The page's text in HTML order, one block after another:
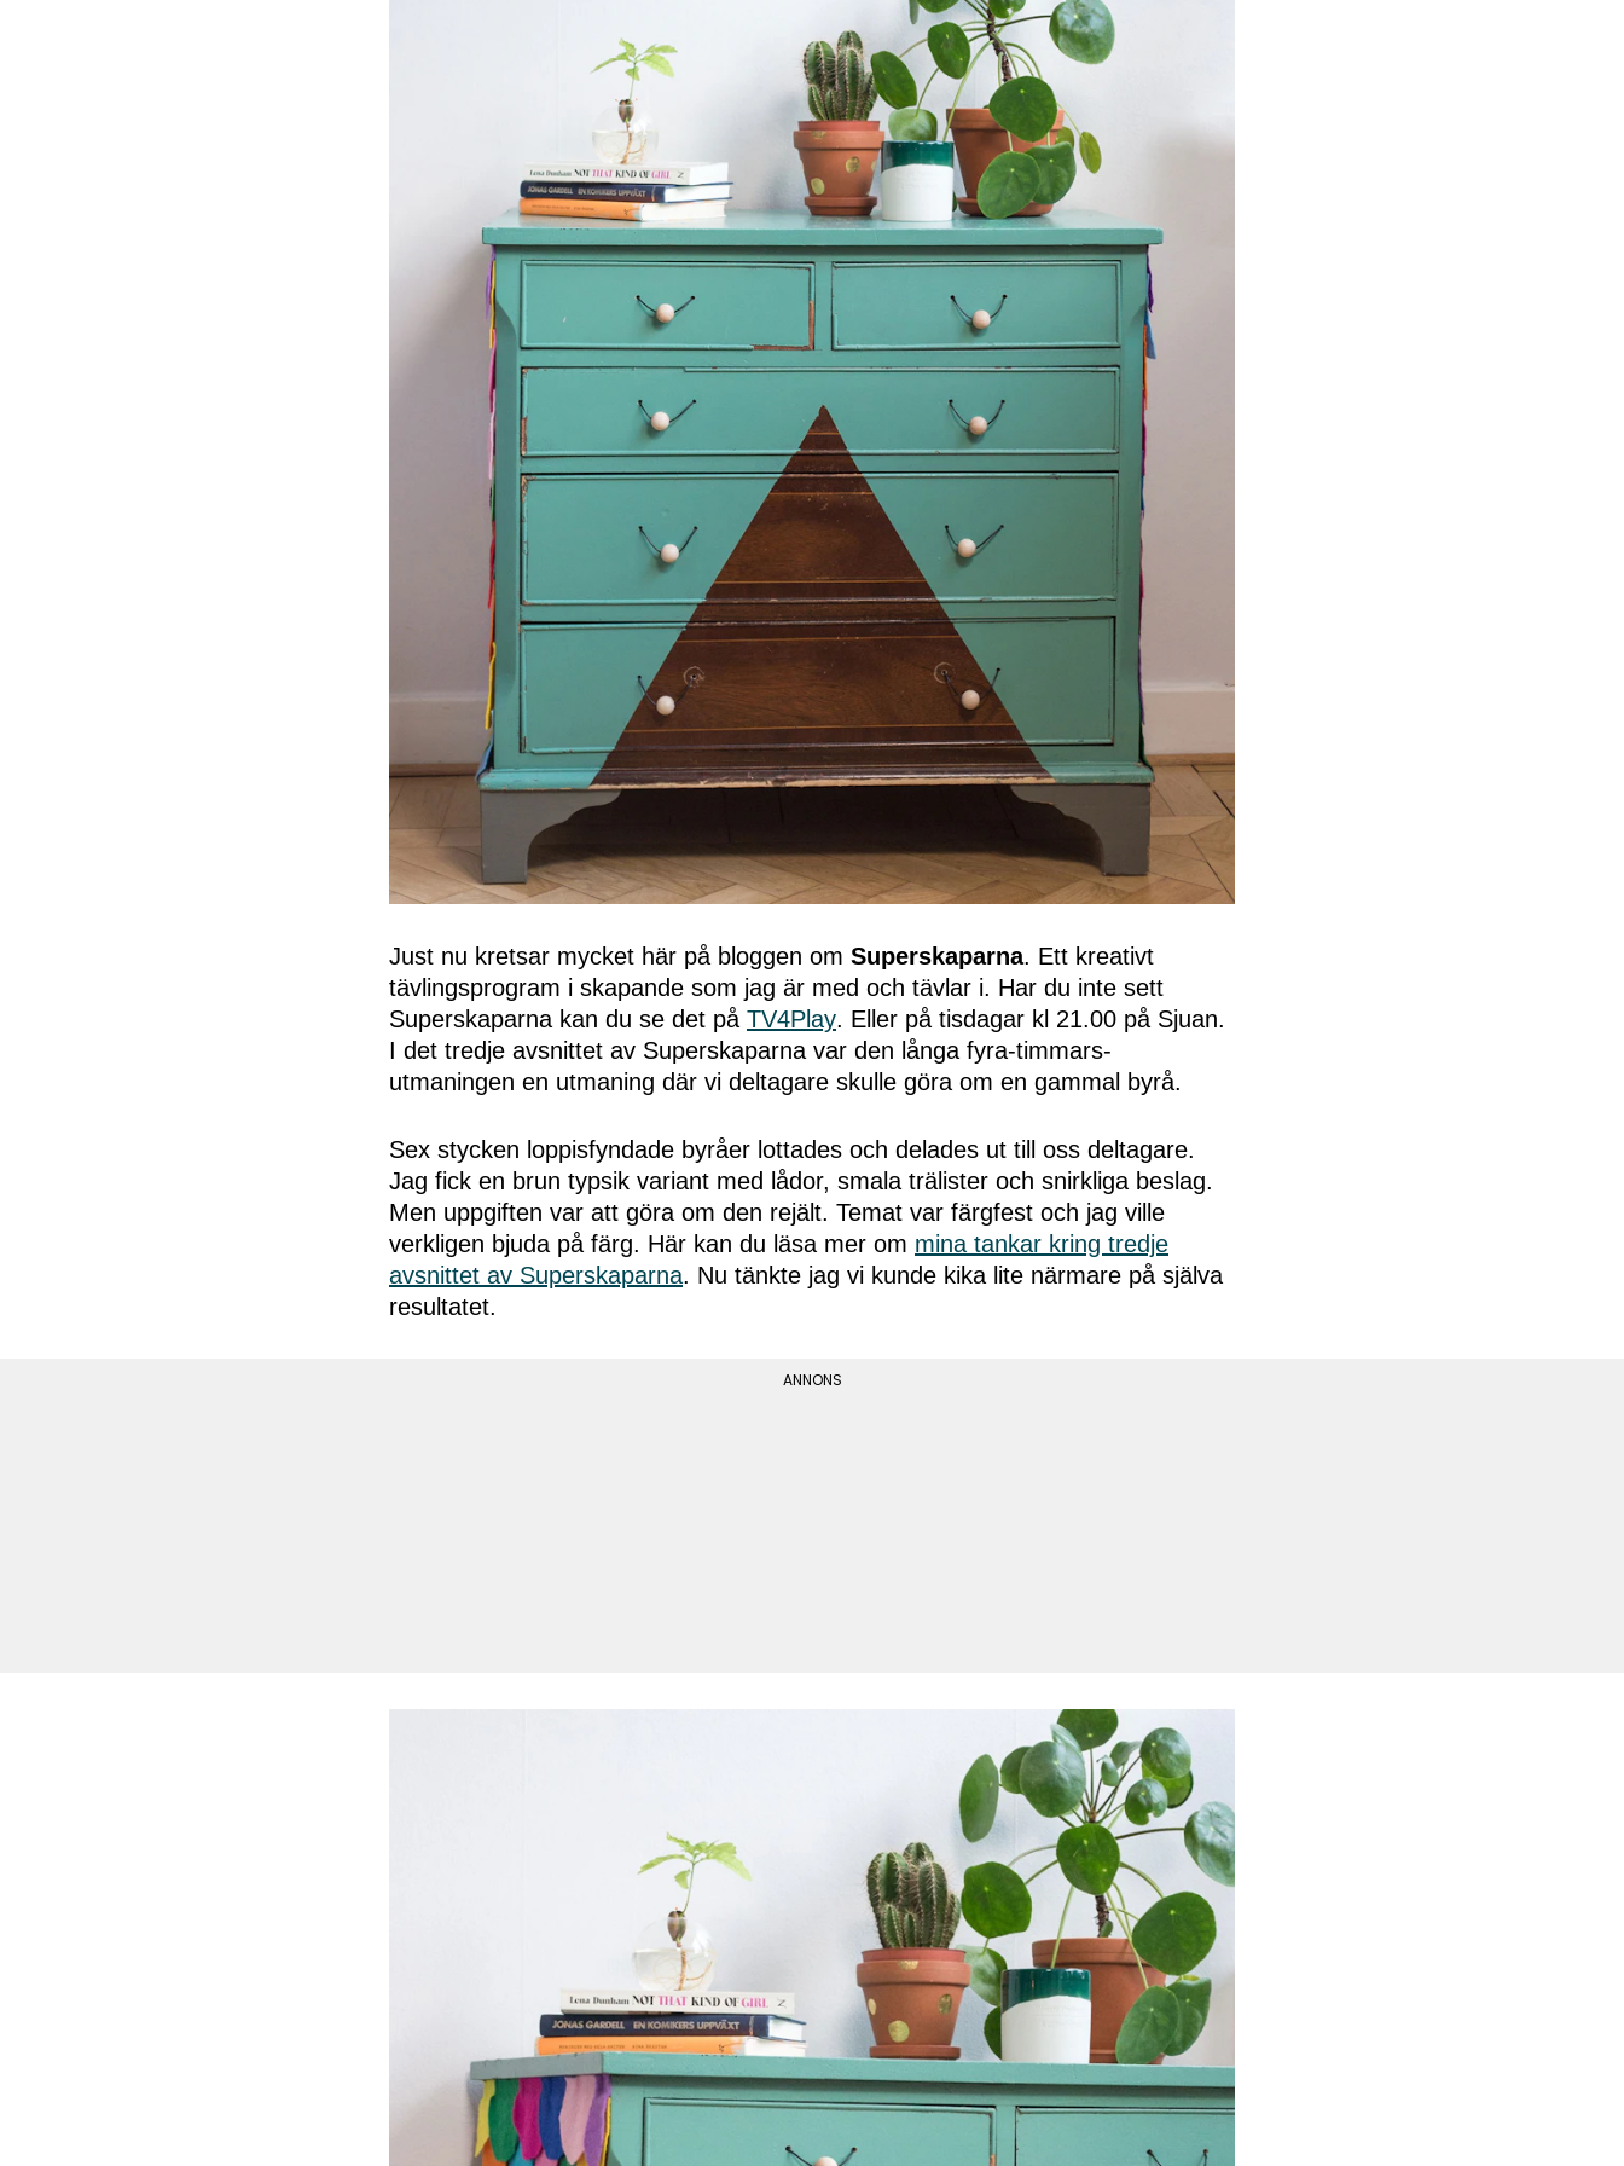
Just nu kretsar mycket här på bloggen om Superskaparna. Ett kreativt
tävlingsprogram i skapande som jag är med och tävlar i. Har du inte sett
Superskaparna kan du se det på TV4Play. Eller på tisdagar kl 21.00 på Sjuan.
I det tredje avsnittet av Superskaparna var den långa fyra-timmars-
utmaningen en utmaning där vi deltagare skulle göra om en gammal byrå.
Sex stycken loppisfyndade byråer lottades och delades ut till oss deltagare.
Jag fick en brun typsik variant med lådor, smala trälister och snirkliga beslag.
Men uppgiften var att göra om den rejält. Temat var färgfest och jag ville
verkligen bjuda på färg. Här kan du läsa mer om mina tankar kring tredje
avsnittet av Superskaparna. Nu tänkte jag vi kunde kika lite närmare på själva
resultatet.